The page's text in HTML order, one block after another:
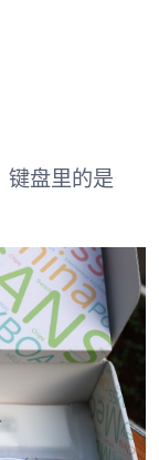
键盘里的是